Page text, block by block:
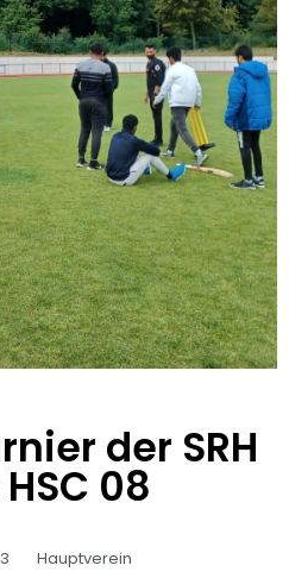
der SRH
08
Hauptverein